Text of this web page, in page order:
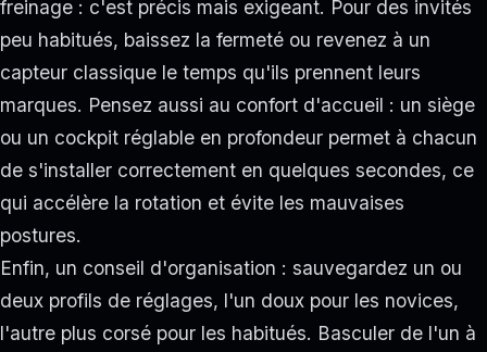
freinage : c'est précis mais exigeant. Pour des invités
peu habitués, baissez la fermeté ou revenez à un
capteur classique le temps qu'ils prennent leurs
marques. Pensez aussi au confort d'accueil : un siège
ou un cockpit réglable en profondeur permet à chacun
de s'installer correctement en quelques secondes, ce
qui accélère la rotation et évite les mauvaises
postures.
Enfin, un conseil d'organisation : sauvegardez un ou
deux profils de réglages, l'un doux pour les novices,
l'autre plus corsé pour les habitués. Basculer de l'un à